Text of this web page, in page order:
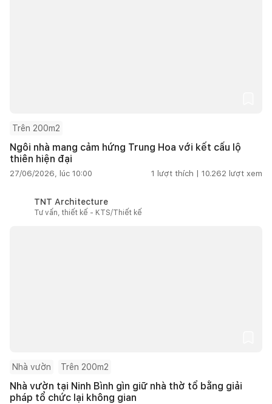
Trên 200m2
Ngôi nhà mang cảm hứng Trung Hoa với kết cấu lộ
thiên hiện đại
27/06/2026, lúc 10:00 1 lượt thích | 10.262 lượt xem
TNT Architecture
Tư vấn, thiết kế - KTS/Thiết kế
Nhà vườn Trên 200m2
Nhà vườn tại Ninh Bình gìn giữ nhà thờ tổ bằng giải
pháp tổ chức lại không gian